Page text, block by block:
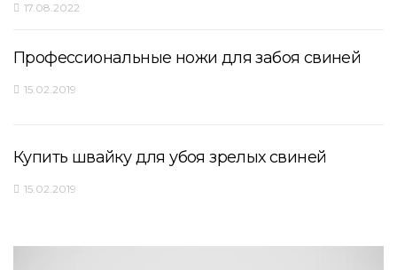
17.08.2022
Профессиональные ножи для забоя свиней
15.02.2019
Купить швайку для убоя зрелых свиней
15.02.2019